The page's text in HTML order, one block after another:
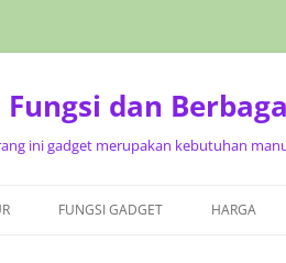
dan
ini gadget merupakan kebutuhan
FUNGSI GADGET HARGA